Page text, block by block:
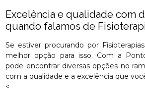
Excelência e qualidade com
quando falamos de
Se estiver procurando por
melhor opção para isso. Com a
pode encontrar diversas opções no
com a qualidade e a excelência que
<